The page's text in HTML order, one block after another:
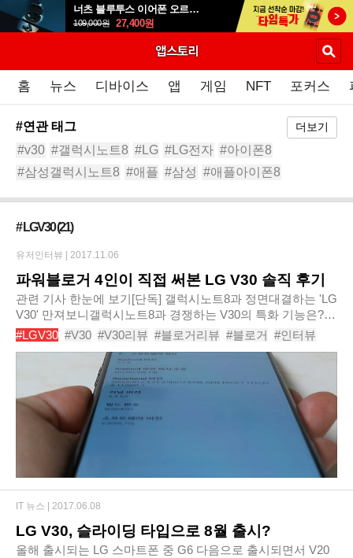
너츠 블루투스 이어폰 오르골 T90
109,000원 27,400원
홈 뉴스 디바이스 앱 게임 NFT 포커스
#연관 태그 더보기
#v30 #갤럭시노트8 #LG #LG전자 #아이폰8
#삼성갤럭시노트8 #애플 #삼성 #애플아이폰8
# LGV30(21)
파워블로거 4인이 직접 써본 LG V30 솔직 후기
관련 기사 한눈에 보기[단독] 갤럭시노트8과 정면대결하는 'LG
V30' 만져보니갤럭시노트8과 경쟁하는 V30의 특화 기능은?
LG V30의 통신사별 구매 혜택, 어디가 좋을까?->[블로거 미니
인터뷰1] LG V30갤럭시노트8 vs V30, 실..
#LGV30 #V30 #V30리뷰 #블로거리뷰 #블로거 #인터뷰
#V30후기 #V30사용기 #LG #갤럭시노트8
유저인터뷰 | 2017.11.06
LG V30, 슬라이딩 타입으로 8월 출시?
올해 출시되는 LG 스마트폰 중 G6 다음으로 출시되면서 V20
IT 뉴스 | 2017.06.08